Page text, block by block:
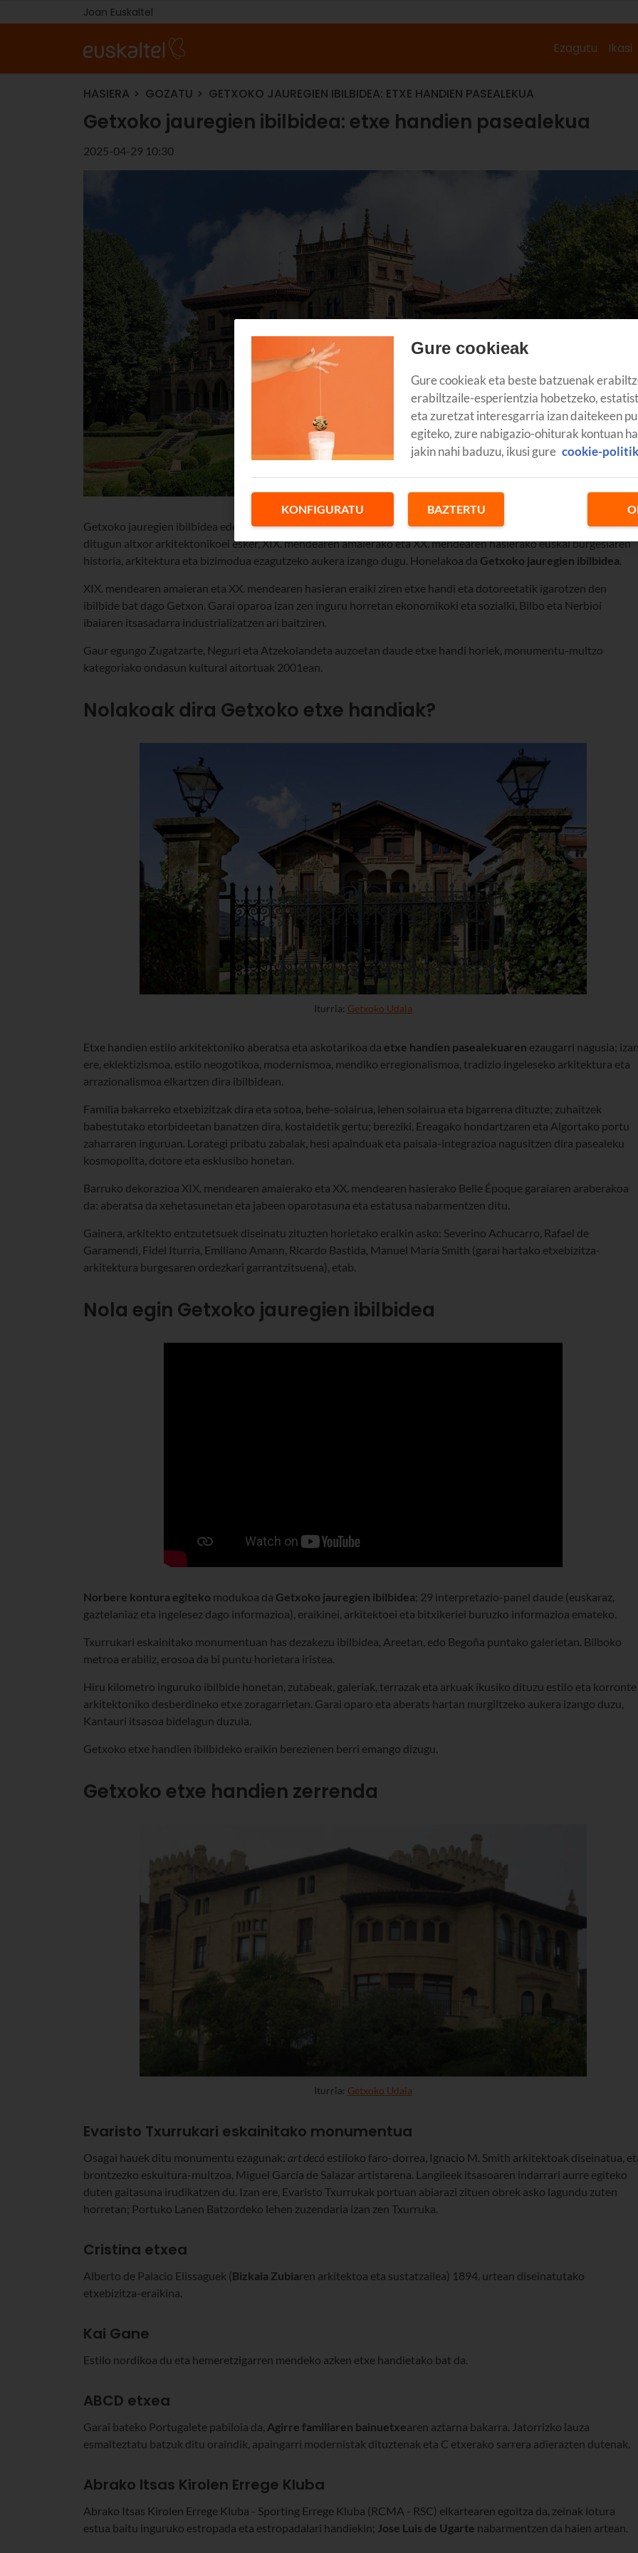
Joan Euskaltel
Ezagutu Ikasi
HASIERA GOZATU GETXOKO JAUREGIEN IBILBIDEA: ETXE HANDIEN PASEALEKUA
Getxoko jauregien ibilbidea: etxe handien pasealekua
2025-04-29 10:30
Getxoko jauregien ibilbidea edo etxe handien pasealekuaEuskadiko ibilbide dotoreenetariko bat da. Ikusiko
ditugun altxor arkitektonikoei esker, XIX. mendearen amaierako eta XX. mendearen hasierako euskal burgesiaren
historia, arkitektura eta bizimodua ezagutzeko aukera izango dugu. Honelakoa da Getxoko jauregien ibilbidea.
XIX. mendearen amaieran eta XX. mendearen hasieran eraiki ziren etxe handi eta dotoreetatik igarotzen den
ibilbide bat dago Getxon. Garai oparoa izan zen inguru horretan ekonomikoki eta sozialki, Bilbo eta Nerbioi
ibaiaren itsasadarra industrializatzen ari baitziren.
Gaur egungo Zugatzarte, Neguri eta Atzekolandeta auzoetan daude etxe handi horiek, monumentu-multzo
kategoriako ondasun kultural aitortuak 2001ean.
Nolakoak dira Getxoko etxe handiak?
Iturria: Getxoko Udala
Etxe handien estilo arkitektoniko aberatsa eta askotarikoa da etxe handien pasealekuaren ezaugarri nagusia;
ere, eklektizismoa, estilo neogotikoa, modernismoa, mendiko erregionalismoa, tradizio ingeleseko arkitektura eta
arrazionalismoa elkartzen dira ibilbidean.
Familia bakarreko etxebizitzak dira eta sotoa, behe-solairua, lehen solairua eta bigarrena dituzte; zuhaitzek
babestutako etorbideetan banatzen dira, kostaldetik gertu; bereziki, Ereagako hondartzaren eta Algortako portu
zaharraren inguruan. Lorategi pribatu zabalak, hesi apainduak eta paisaia-integrazioa nagusitzen dira pasealeku
kosmopolita, dotore eta esklusibo honetan.
Barruko dekorazioa XIX. mendearen amaierako eta XX. mendearen hasierako Belle Époque garaiaren araberakoa
da: aberatsa da xehetasunetan eta jabeen oparotasuna eta estatusa nabarmentzen ditu.
Gainera, arkitekto entzutetsuek diseinatu zituzten horietako eraikin asko: Severino Achucarro, Rafael de
Garamendi, Fidel Iturria, Emiliano Amann, Ricardo Bastida, Manuel María Smith (garai hartako etxebizitza-
arkitektura burgesaren ordezkari garrantzitsuena), etab.
Nola egin Getxoko jauregien ibilbidea
Norbere kontura egiteko modukoa da Getxoko jauregien ibilbidea; 29 interpretazio-panel daude (euskaraz,
gaztelaniaz eta ingelesez dago informazioa), eraikinei, arkitektoei eta bitxikeriei buruzko informazioa emateko.
Txurrukari eskainitako monumentuan has dezakezu ibilbidea, Areetan, edo Begoña puntako galerietan. Bilboko
metroa erabiliz, erosoa da bi puntu horietara iristea.
Hiru kilometro inguruko ibilbide honetan, zutabeak, galeriak, terrazak eta arkuak ikusiko dituzu estilo eta korronte
arkitektoniko desberdineko etxe zoragarrietan. Garai oparo eta aberats hartan murgiltzeko aukera izango duzu,
Kantauri itsasoa bidelagun duzula.
Getxoko etxe handien ibilbideko eraikin berezienen berri emango dizugu.
Getxoko etxe handien zerrenda
Iturria: Getxoko Udala
Evaristo Txurrukari eskainitako monumentua
Osagai hauek ditu monumentu ezagunak: art decó estiloko faro-dorrea, Ignacio M. Smith arkitektoak diseinatua,
brontzezko eskultura-multzoa, Miguel García de Salazar artistarena. Langileek itsasoaren indarrari aurre egiteko
duten gaitasuna irudikatzen du. Izan ere, Evaristo Txurrukak portuan abiarazi zituen obrek asko lagundu zuten
horretan; Portuko Lanen Batzordeko lehen zuzendaria izan zen Txurruka.
Cristina etxea
Alberto de Palacio Elissaguek (Bizkaia Zubiaren arkitektoa eta sustatzailea) 1894. urtean diseinatutako
etxebizitza-eraikina.
Kai Gane
Estilo nordikoa du eta hemeretzigarren mendeko azken etxe handietako bat da.
ABCD etxea
Garai bateko Portugalete pabiloia da, Agirre familiaren bainuetxearen aztarna bakarra. Jatorrizko lauza
esmalteztatu batzuk ditu oraindik, apaingarri modernistak dituztenak eta C etxerako sarrera adierazten dutenak.
Abrako Itsas Kirolen Errege Kluba
Abrako Itsas Kirolen Errege Kluba - Sporting Errege Kluba (RCMA - RSC) elkartearen egoitza da, zeinak lotura
estua baitu inguruko estropada eta estropadalari handiekin; Jose Luis de Ugarte nabarmentzen da haien artean.
Gure cookieak
Gure cookieak eta beste batzuenak
erabiltzaile-esperientzia hobetzeko,
eta zuretzat interesgarria izan daitekeen
egiteko, zure nabigazio-ohiturak kontuan
jakin nahi baduzu, ikusi gure cookie-
KONFIGURATU BAZTERTU